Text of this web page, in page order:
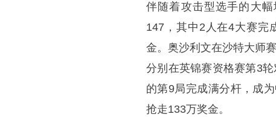
伴随着攻击型选手的大
147，其中2人在4大赛完
金。奥沙利文在沙特大师
分别在英锦赛资格赛第3
的第9局完成满分杆，成
抢走133万奖金。